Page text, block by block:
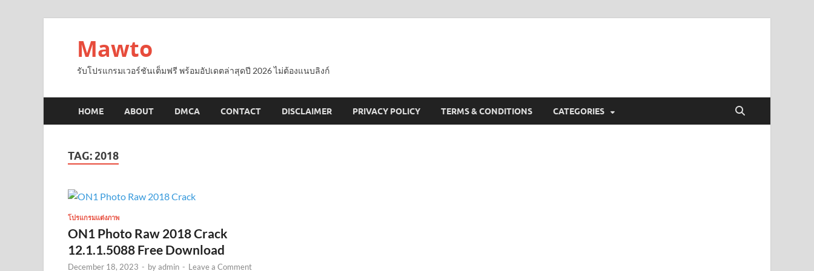
Mawto
รับโปรแกรมเวอร์ชันเต็มฟรี พร้อมอัปเดตล่าสุดปี 2026 ไม่ต้องแนบลิงก์
HOME ABOUT DMCA CONTACT DISCLAIMER PRIVACY POLICY TERMS & CONDITIONS CATEGORIES
TAG:2018
โปรแกรมแต่งภาพ
ON1 Photo Raw 2018 Crack
12.1.1.5088 Free Download
December 18, 2023 - byadmin - Leave a Comment